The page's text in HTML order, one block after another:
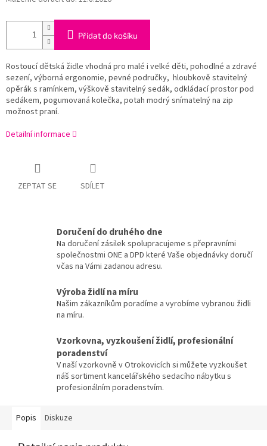
Přidat do košíku
Rostoucí dětská židle vhodná pro malé i velké děti, pohodlné a zdravé
sezení, výborná ergonomie, pevné područky, hloubkově stavitelný
opěrák s ramínkem, výškově stavitelný sedák, odkládací prostor pod
sedákem, pogumovaná kolečka, potah modrý snímatelný na zip
možnost praní.
Detailní informace
ZEPTAT SE SDÍLET
Doručení do druhého dne
Na doručení zásilek spolupracujeme s přepravními
společnostmi ONE a DPD které Vaše objednávky doručí
včas na Vámi zadanou adresu.
Výroba židlí na míru
Našim zákazníkům poradíme a vyrobíme vybranou židli
na míru.
Vzorkovna, vyzkoušení židlí, profesionální
poradenství
V naší vzorkovně v Otrokovicích si můžete vyzkoušet
náš sortiment kancelářského sedacího nábytku s
profesionálním poradenstvím.
Popis Diskuze